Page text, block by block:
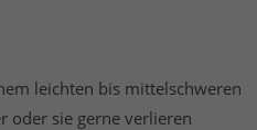
leichten bis mittelschweren
oder sie gerne verlieren